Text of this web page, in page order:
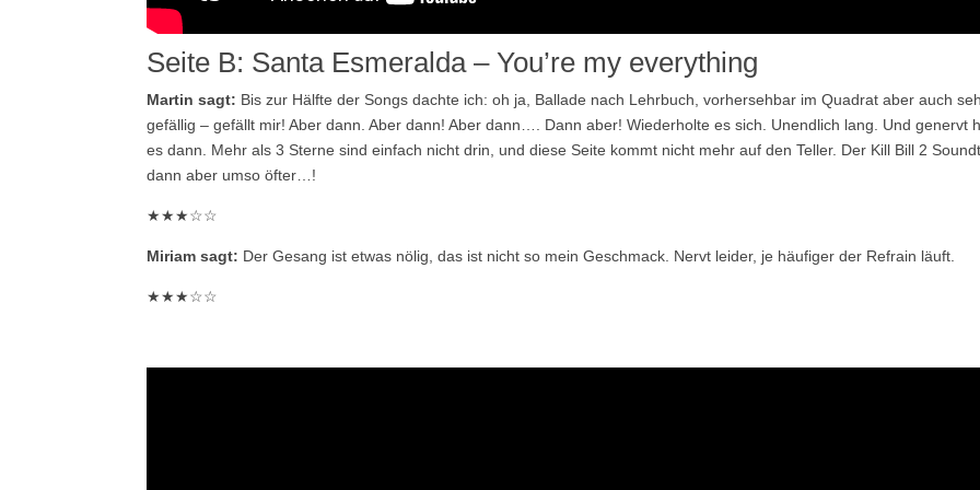
Seite B: Santa Esmeralda – You’re my everything
Martin sagt: Bis zur Hälfte der Songs dachte ich: oh ja, Ballade nach Lehrbuch, vorhersehbar im Quadrat aber auch
gefällig – gefällt mir! Aber dann. Aber dann! Aber dann…. Dann aber! Wiederholte es sich. Unendlich lang. Und genervt
es dann. Mehr als 3 Sterne sind einfach nicht drin, und diese Seite kommt nicht mehr auf den Teller. Der Kill Bill 2
dann aber umso öfter…!
★★★☆☆
Miriam sagt: Der Gesang ist etwas nölig, das ist nicht so mein Geschmack. Nervt leider, je häufiger der Refrain läuft.
★★★☆☆